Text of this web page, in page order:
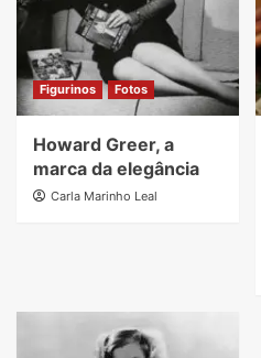
Figurinos Fotos
Howard Greer, a
marca da elegância
Carla Marinho Leal